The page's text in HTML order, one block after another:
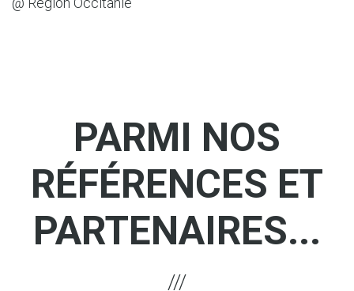
Savoie (74)
PARMI NOS
RÉFÉRENCES ET
PARTENAIRES...